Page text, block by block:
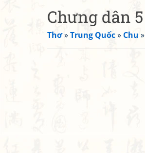
Chưng dân 5
Thơ»Trung Quốc» Chu »